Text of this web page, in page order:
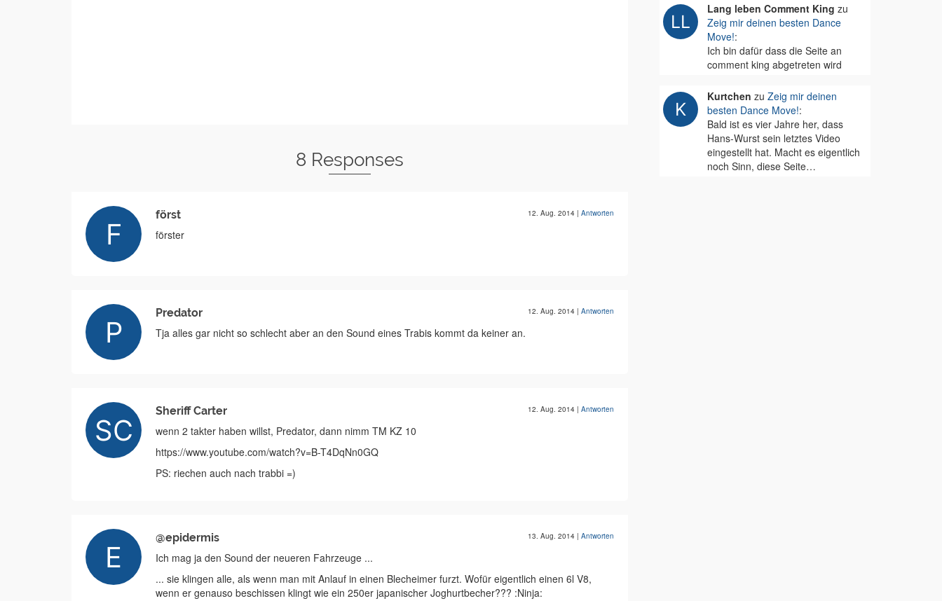
8 Responses
först 12. Aug. 2014 | Antworten
förster
Predator 12. Aug. 2014 | Antworten
Tja alles gar nicht so schlecht aber an den Sound eines Trabis kommt da keiner an.
Sheriff Carter 12. Aug. 2014 | Antworten
wenn 2 takter haben willst, Predator, dann nimm TM KZ 10
https://www.youtube.com/watch?v=B-T4DqNn0GQ
PS: riechen auch nach trabbi =)
@epidermis 13. Aug. 2014 | Antworten
Ich mag ja den Sound der neueren Fahrzeuge ...
... sie klingen alle, als wenn man mit Anlauf in einen Blecheimer furzt. Wofür eigentlich einen 6l V8,
wenn er genauso beschissen klingt wie ein 250er japanischer Joghurtbecher??? :Ninja:
Lang leben Comment King zu
Zeig mir deinen besten Dance
Move!:
Ich bin dafür dass die Seite an
comment king abgetreten wird
Kurtchen zu Zeig mir deinen
besten Dance Move!:
Bald ist es vier Jahre her, dass
Hans-Wurst sein letztes Video
eingestellt hat. Macht es eigentlich
noch Sinn, diese Seite…